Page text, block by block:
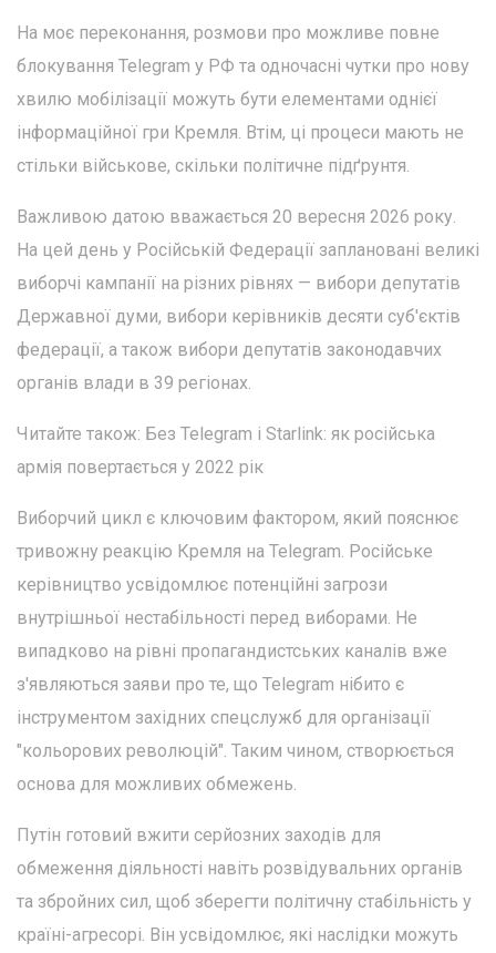
На моє переконання, розмови про можливе повне
блокування Telegram у РФ та одночасні чутки про нову
хвилю мобілізації можуть бути елементами однієї
інформаційної гри Кремля. Втім, ці процеси мають не
стільки військове, скільки політичне підґрунтя.
Важливою датою вважається 20 вересня 2026 року.
На цей день у Російській Федерації заплановані великі
виборчі кампанії на різних рівнях — вибори депутатів
Державної думи, вибори керівників десяти суб'єктів
федерації, а також вибори депутатів законодавчих
органів влади в 39 регіонах.
Читайте також: Без Telegram і Starlink: як російська
армія повертається у 2022 рік
Виборчий цикл є ключовим фактором, який пояснює
тривожну реакцію Кремля на Telegram. Російське
керівництво усвідомлює потенційні загрози
внутрішньої нестабільності перед виборами. Не
випадково на рівні пропагандистських каналів вже
з'являються заяви про те, що Telegram нібито є
інструментом західних спецслужб для організації
"кольорових революцій". Таким чином, створюється
основа для можливих обмежень.
Путін готовий вжити серйозних заходів для
обмеження діяльності навіть розвідувальних органів
та збройних сил, щоб зберегти політичну стабільність у
країні-агресорі. Він усвідомлює, які наслідки можуть